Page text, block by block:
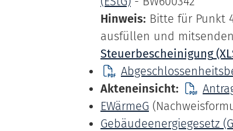
Hinweis: Bitte für Punkt
ausfüllen und
Steuerbescheinigung
Akteneinsicht:
EWärmeG
Gebäudeenergiegesetz